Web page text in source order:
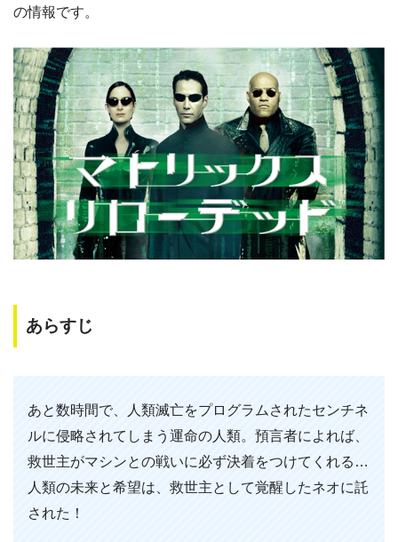
の情報です。
あらすじ
あと数時間で、人類滅亡をプログラムされたセンチネ
ルに侵略されてしまう運命の人類。預言者によれば、
救世主がマシンとの戦いに必ず決着をつけてくれる…
人類の未来と希望は、救世主として覚醒したネオに託
された！